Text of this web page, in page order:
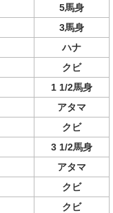
5馬身
3馬身
ハナ
クビ
1 1/2馬身
アタマ
クビ
3 1/2馬身
アタマ
クビ
クビ